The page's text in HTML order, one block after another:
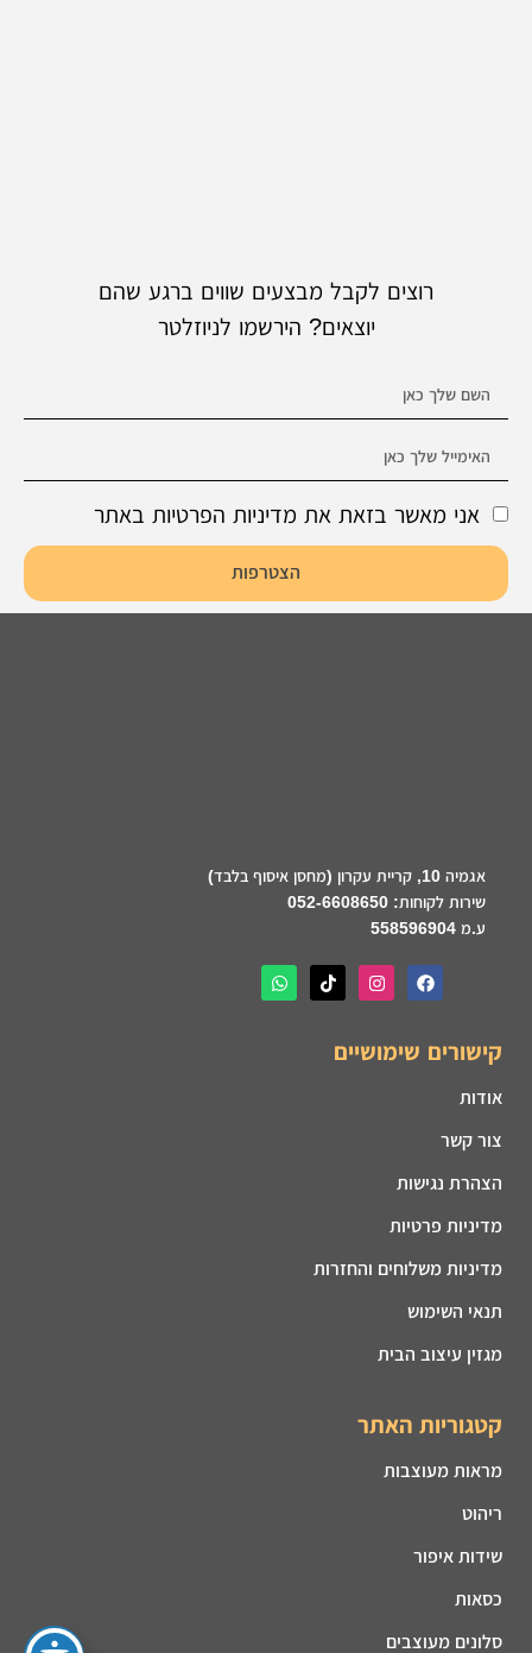
רוצים לקבל מבצעים שווים ברגע שהם
יוצאים? הירשמו לניוזלטר
אני מאשר בזאת את מדיניות הפרטיות באתר
הצטרפות
אגמיה 10, קריית עקרון (מחסן איסוף בלבד)
שירות לקוחות: 052-6608650
ע.מ 558596904
קישורים שימושיים
אודות
צור קשר
הצהרת נגישות
מדיניות פרטיות
מדיניות משלוחים והחזרות
תנאי השימוש
מגזין עיצוב הבית
קטגוריות האתר
מראות מעוצבות
ריהוט
שידות איפור
כסאות
סלונים מעוצבים